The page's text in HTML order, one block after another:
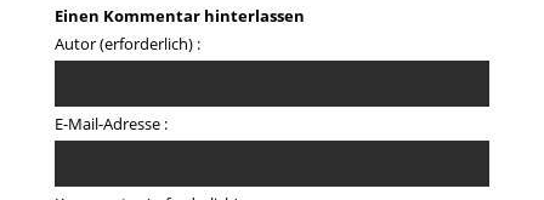
Einen Kommentar hinterlassen
Autor (erforderlich) :
E-Mail-Adresse :